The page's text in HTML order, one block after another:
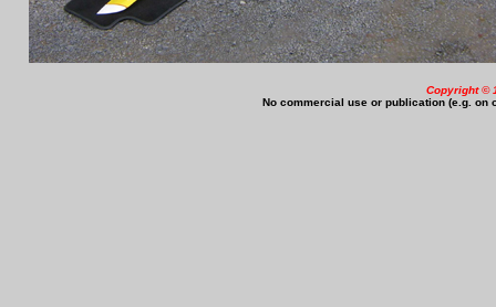
Copyright ©
No commercial use or publication (e.g. on